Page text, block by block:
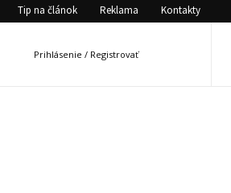
Tip na článok Reklama Kontakty
Prihlásenie / Registrovať